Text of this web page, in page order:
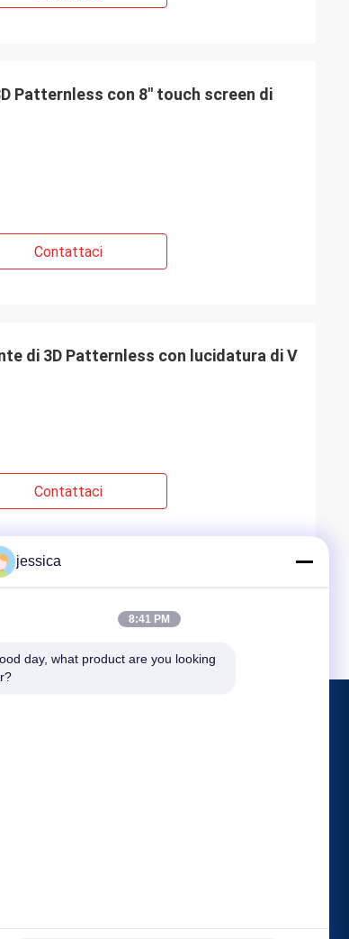
Patternless con 8" touch screen di
Contattaci
di 3D Patternless con lucidatura di V
Contattaci
jessica
8:41 PM
day, what product are you looking